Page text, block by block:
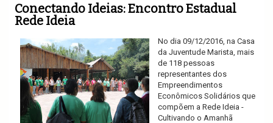
Conectando Ideias: Encontro Estadual
Rede Ideia
No dia 09/12/2016, na Casa
da Juventude Marista, mais
de 118 pessoas
representantes dos
Empreendimentos
Econômicos Solidários que
compõem a Rede Ideia -
Cultivando o Amanhã